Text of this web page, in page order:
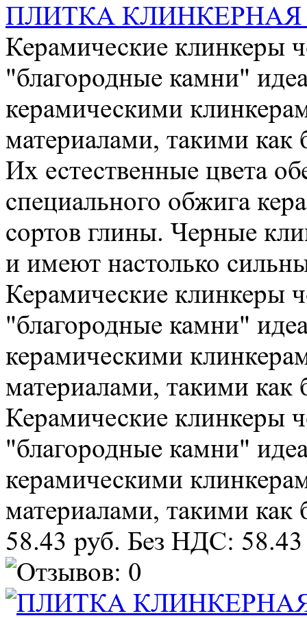
ПЛИТКА КЛИНКЕРНАЯ
Керамические клинкеры
"благородные камни"
керамическими
материалами, такими как
Их естественные цвета
специального обжига
сортов глины. Черные
и имеют настолько
Керамические клинкеры
"благородные камни"
керамическими
материалами, такими как
Керамические клинкеры
"благородные камни"
керамическими
материалами, такими как
58.43 руб. Без НДС: 58.43